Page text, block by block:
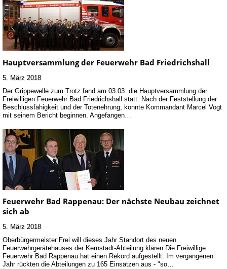
Hauptversammlung der Feuerwehr Bad Friedrichshall
5. März 2018
Der Grippewelle zum Trotz fand am 03.03. die Hauptversammlung der
Freiwilligen Feuerwehr Bad Friedrichshall statt. Nach der Feststellung der
Beschlussfähigkeit und der Totenehrung, konnte Kommandant Marcel Vogt
mit seinem Bericht beginnen. Angefangen…
Feuerwehr Bad Rappenau: Der nächste Neubau zeichnet
sich ab
5. März 2018
Oberbürgermeister Frei will dieses Jahr Standort des neuen
Feuerwehrgerätehauses der Kernstadt-Abteilung klären Die Freiwillige
Feuerwehr Bad Rappenau hat einen Rekord aufgestellt. Im vergangenen
Jahr rückten die Abteilungen zu 165 Einsätzen aus - "so…